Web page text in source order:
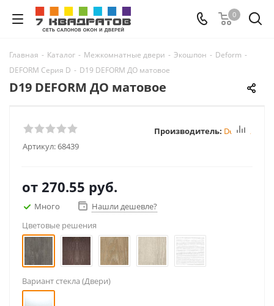
0
Главная - Каталог - Межкомнатные двери - Экошпон - Deform -
DEFORM Серия D - D19 DEFORM ДО матовое
D19 DEFORM ДО матовое
Артикул:68439
Производитель: Deform
от 270.55 руб.
Много
Нашли дешевле?
Цветовые решения
Вариант стекла (Двери)